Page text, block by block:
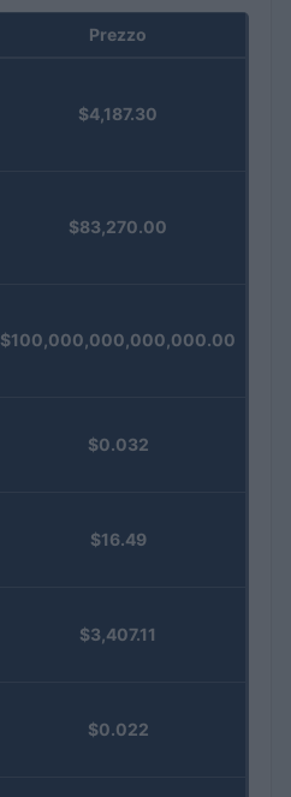
Prezzo
$4,187.30
$83,270.00
$100,000,000,000,000.00
$0.032
$16.49
$3,407.11
$0.022